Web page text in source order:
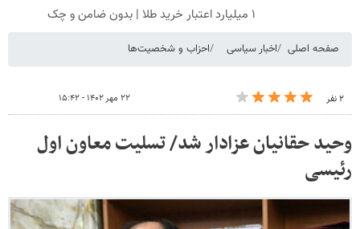
۱ میلیارد اعتبار خرید طلا | بدون ضامن و چک
صفحه اصلی اخبار سیاسی احزاب و شخصیت‌ها
۲ نفر ۲۲ مهر ۱۴۰۲ - ۱۵:۴۲
وحید حقانیان عزادار شد/ تسلیت معاون اول
رئیسی